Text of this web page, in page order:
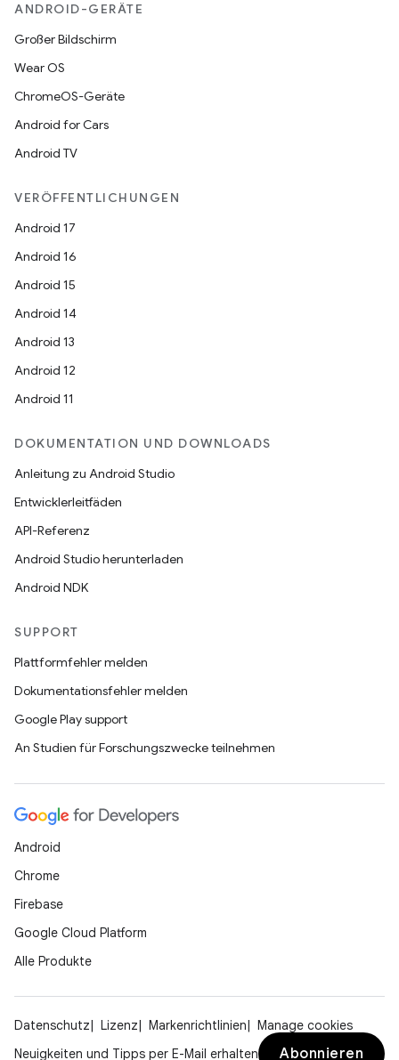
ANDROID-GERÄTE
Großer Bildschirm
Wear OS
ChromeOS-Geräte
Android for Cars
Android TV
VERÖFFENTLICHUNGEN
Android 17
Android 16
Android 15
Android 14
Android 13
Android 12
Android 11
DOKUMENTATION UND DOWNLOADS
Anleitung zu Android Studio
Entwicklerleitfäden
API-Referenz
Android Studio herunterladen
Android NDK
SUPPORT
Plattformfehler melden
Dokumentationsfehler melden
Google Play support
An Studien für Forschungszwecke teilnehmen
Android
Chrome
Firebase
Google Cloud Platform
Alle Produkte
Datenschutz Lizenz Markenrichtlinien
Manage cookies
Neuigkeiten und Tipps per E-Mail erhalten
Abonnieren